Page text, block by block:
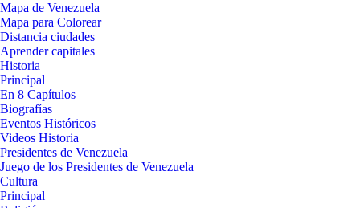
Mapa de Venezuela
Mapa para Colorear
Distancia ciudades
Aprender capitales
Historia
Principal
En 8 Capítulos
Biografías
Eventos Históricos
Videos Historia
Presidentes de Venezuela
Juego de los Presidentes de Venezuela
Cultura
Principal